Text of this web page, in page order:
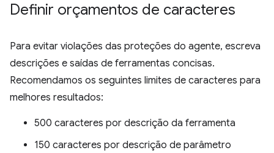
Definir orçamentos de caracteres
Para evitar violações das proteções do agente, escreva
descrições e saídas de ferramentas concisas.
Recomendamos os seguintes limites de caracteres para
melhores resultados:
500 caracteres por descrição da ferramenta
150 caracteres por descrição de parâmetro